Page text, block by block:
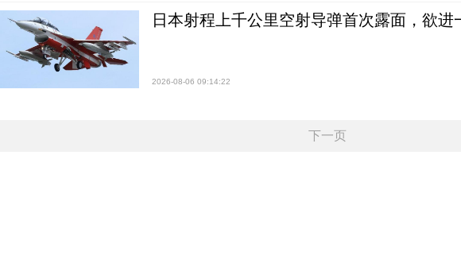
日本射程上千公里空射导弹首次露面，欲进
2026-08-06 09:14:22
下一页